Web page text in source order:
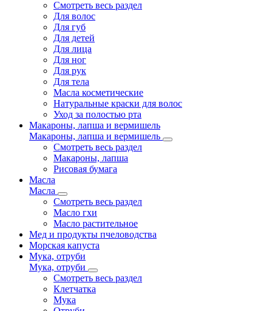
Смотреть весь раздел
Для волос
Для губ
Для детей
Для лица
Для ног
Для рук
Для тела
Масла косметические
Натуральные краски для волос
Уход за полостью рта
Макароны, лапша и вермишель
Макароны, лапша и вермишель
Смотреть весь раздел
Макароны, лапша
Рисовая бумага
Масла
Масла
Смотреть весь раздел
Масло гхи
Масло растительное
Мед и продукты пчеловодства
Морская капуста
Мука, отруби
Мука, отруби
Смотреть весь раздел
Клетчатка
Мука